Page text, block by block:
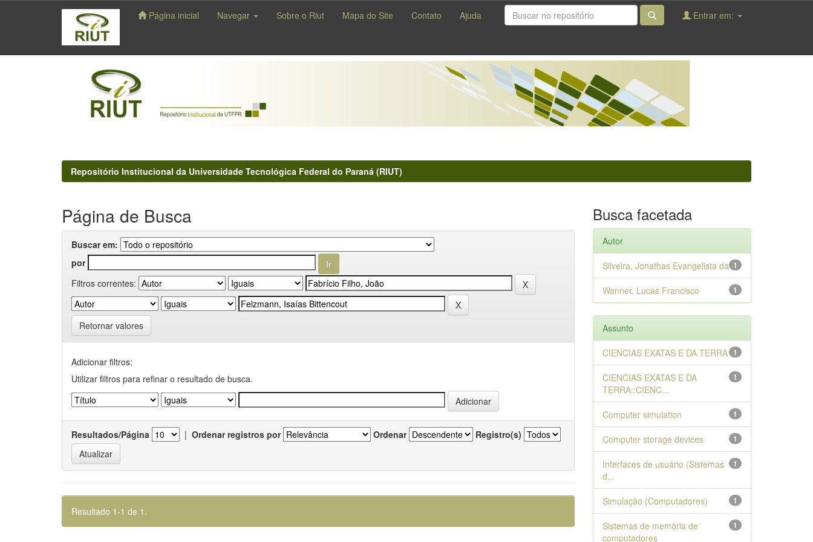
navigation
Página inicial Navegar Sobre o Riut Mapa do Site Contato Ajuda Entrar em:
Repositório Institucional da Universidade Tecnológica Federal do Paraná (RIUT)
Página de Busca
Buscar em:
por
Filtros correntes:
Retornar valores
Adicionar filtros:
Utilizar filtros para refinar o resultado de busca.
Resultados/Página | Ordenar registros por Ordenar Registro(s)
Resultado 1-1 de 1.
Busca facetada
Autor
1
Silveira, Jonathas Evangelista da
1
Wanner, Lucas Francisco
Assunto
1
CIENCIAS EXATAS E DA TERRA
1
CIENCIAS EXATAS E DA
TERRA::CIENC...
1
Computer simulation
1
Computer storage devices
1
Interfaces de usuário (Sistemas
d...
1
Simulação (Computadores)
1
Sistemas de memória de
computadores